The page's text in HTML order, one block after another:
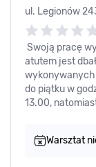
ul. Legionów
Swoją pracę
atutem jest
wykonywanych
do piątku w
13.00,
Warsztat